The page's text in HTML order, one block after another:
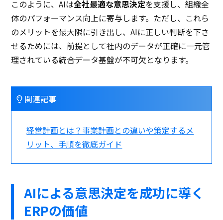
このように、AIは全社最適な意思決定を支援し、組織全
体のパフォーマンス向上に寄与します。ただし、これら
のメリットを最大限に引き出し、AIに正しい判断を下さ
せるためには、前提として社内のデータが正確に一元管
理されている統合データ基盤が不可欠となります。
関連記事
経営計画とは？事業計画との違いや策定するメ
リット、手順を徹底ガイド
AIによる意思決定を成功に導く
ERPの価値